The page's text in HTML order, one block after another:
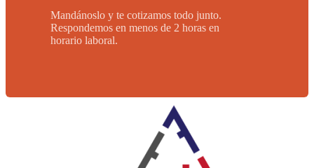
Mandánoslo y te cotizamos todo junto.
Respondemos en menos de 2 horas en
horario laboral.